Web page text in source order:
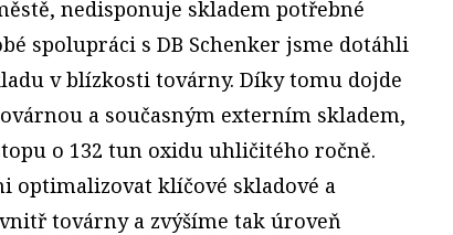
nedisponuje skladem potřebné
spolupráci s DB Schenker jsme dotáhli
v blízkosti továrny. Díky tomu dojde
a současným externím skladem,
o 132 tun oxidu uhličitého ročně.
optimalizovat klíčové skladové a
továrny a zvýšíme tak úroveň